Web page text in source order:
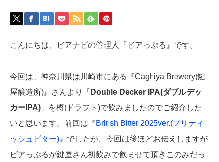
こんにちは、ビアナビの管理人『ビアっぷる』です。
今回は、神奈川県は川崎市にある『Caghiya Brewery(鍵
屋醸造所)』さんより「 Double Decker IPA(ダブルデッ
カーIPA) 」を樽(ドラフト)で飲みましたのでご紹介した
いと思います。前回は『Brirish Bitter 2025ver.(ブリティ
ッシュビター) 』でしたが、今回は後ほどお伝えしますが
ビアっぷるが鍵屋さん初飲みで飲ませて頂きこのみだっ